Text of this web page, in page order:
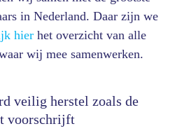
in Nederland. Daar zijn we
hier het overzicht van alle
wij mee samenwerken.
veilig herstel zoals de
voorschrijft